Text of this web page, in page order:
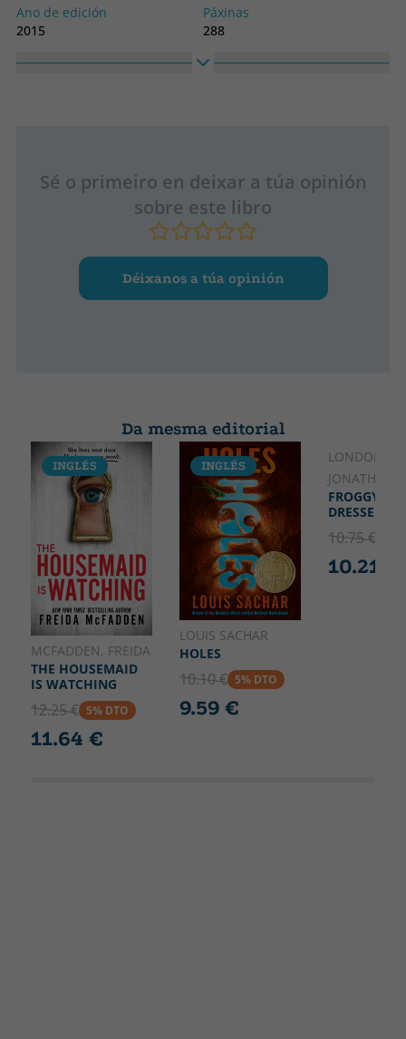
Ano de edición
2015
Páxinas
288
Colección
Sé o primeiro en deixar a túa opinión
sobre este libro
Déixanos a túa opinión
Da mesma editorial
INGLÉS
MCFADDEN, FREIDA
THE HOUSEMAID
IS WATCHING
12.25 € 5% DTO
11.64 €
INGLÉS
LOUIS SACHAR
HOLES
10.10 € 5% DTO
9.59 €
INGLÉS
LONDON,
JONATHAN
FROGGY
DRESSED
10.75 €
10.21 €